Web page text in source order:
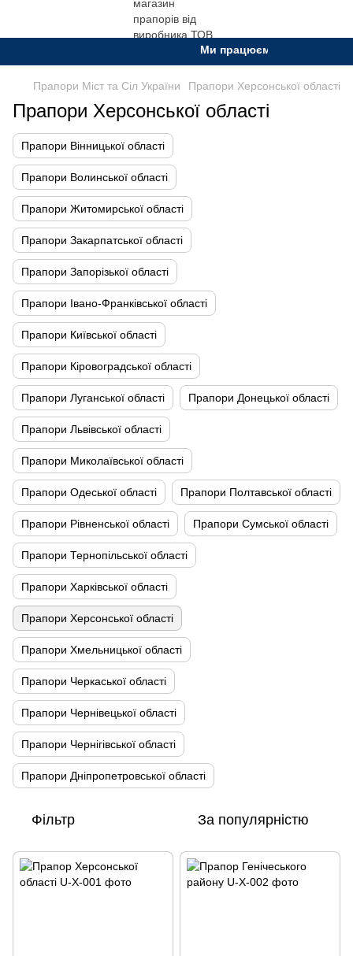
Ми працюємо. Все буде
Прапори Міст та Сіл України Прапори Херсонської області
Прапори Херсонської області
Прапори Вінницької області
Прапори Волинської області
Прапори Житомирської області
Прапори Закарпатської області
Прапори Запорізької області
Прапори Івано-Франківської області
Прапори Київської області
Прапори Кіровоградської області
Прапори Луганської області Прапори Донецької області
Прапори Львівської області
Прапори Миколаївської області
Прапори Одеської області Прапори Полтавської області
Прапори Рівненської області Прапори Сумської області
Прапори Тернопільської області
Прапори Харківської області
Прапори Херсонської області
Прапори Хмельницької області
Прапори Черкаської області
Прапори Чернівецької області
Прапори Чернігівської області
Прапори Дніпропетровської області
Фільтр За популярністю